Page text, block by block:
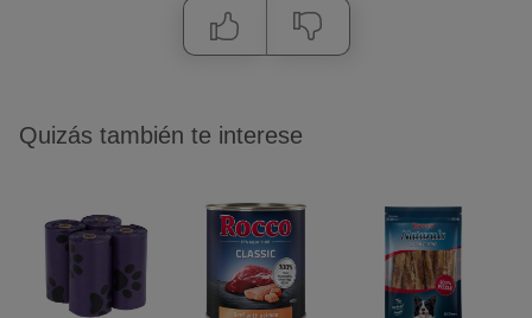
Quizás también te interese